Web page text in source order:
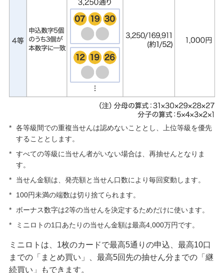
* 各等級間での重複当せんは認めないこととし、上位等級を優先
することとします。
* すべての等級に当せん者がいない場合は、再抽せんとなりま
す。
*
当せん金額は、発売額と当せん口数により毎回変動します。
*
100円未満の端数は切り捨てられます。
*
ボーナス数字は2等の当せんを決定するためだけに使います。
*
ミニロトの1口あたりの当せん金額は最高4,000万円です。
ミニロトは、1枚のカードで最高5通りの申込、最高10口
までの「まとめ買い」、最高5回先の抽せん分までの「継
続買い」もできます。